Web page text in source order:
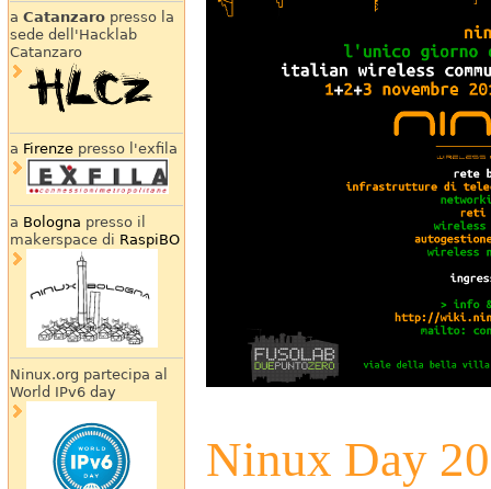
a Catanzaropresso la
sede dell'Hacklab
Catanzaro
a Firenzepresso l'exfila
a Bologna presso il
makerspace di RaspiBO
Ninux.org partecipa al
World IPv6 day
Ninux Day